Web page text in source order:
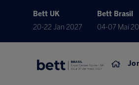
Bett UK
20-22 Jan 2027
Bett Brasil
04-07 Mai